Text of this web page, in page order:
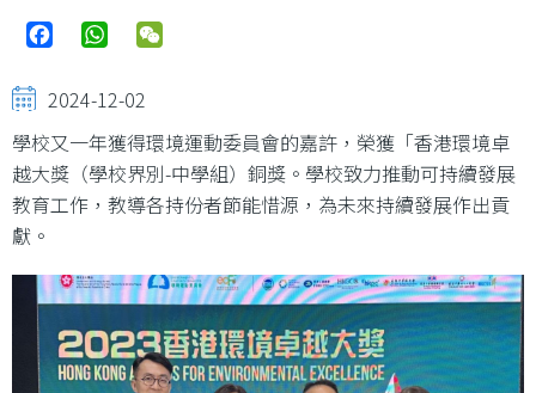
FacebookWhatsApp
2024-12-02
學校又一年獲得環境運動委員會的嘉許，榮獲「香港環境卓
越大獎（學校界別-中學組）銅獎。學校致力推動可持續發展
教育工作，教導各持份者節能惜源，為未來持續發展作出貢
獻。